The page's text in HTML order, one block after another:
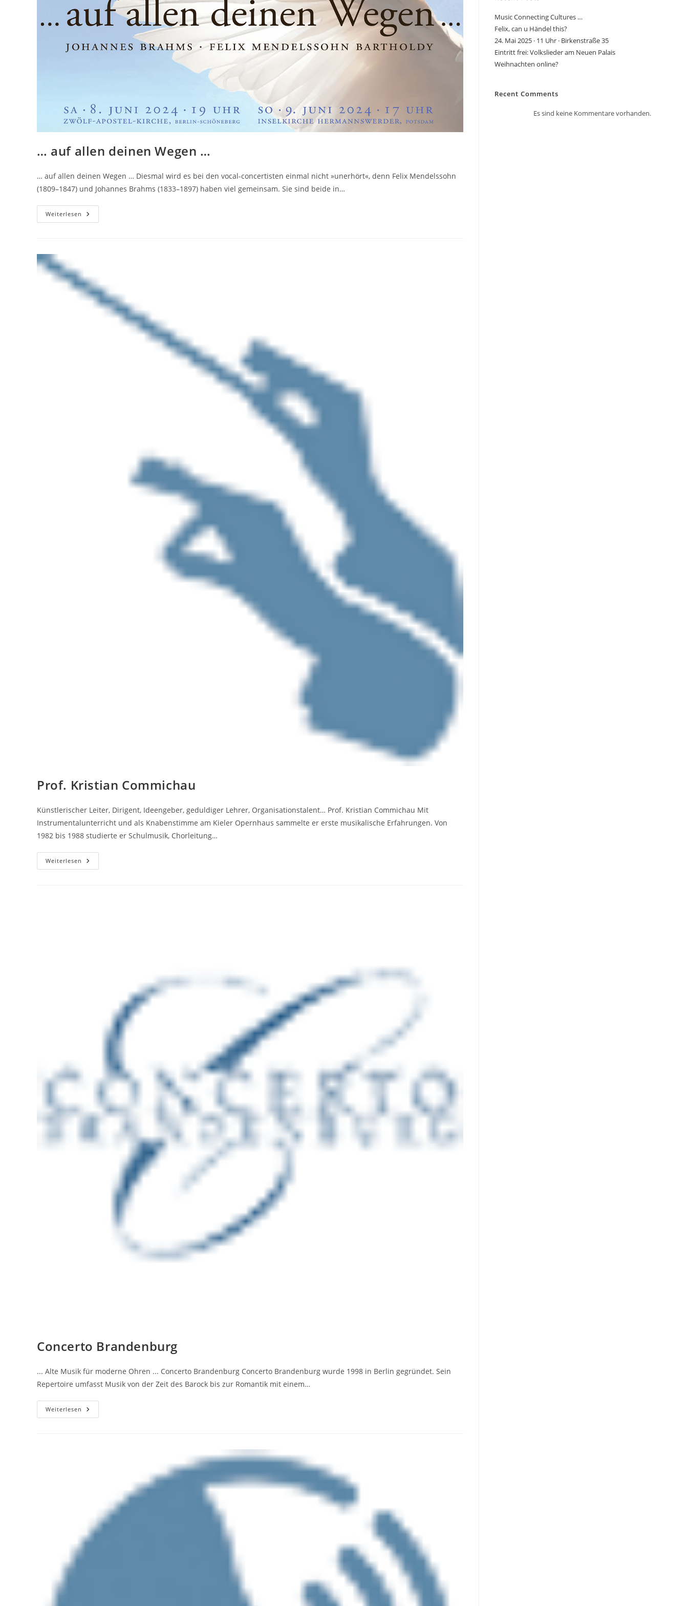
… auf allen deinen Wegen …
… auf allen deinen Wegen … Diesmal wird es bei den vocal-concertisten einmal nicht »unerhört«, denn Felix Mendelssohn
(1809–1847) und Johannes Brahms (1833–1897) haben viel gemeinsam. Sie sind beide in…
Weiterlesen …
Auf
Prof. Kristian Commichau
Künstlerischer Leiter, Dirigent, Ideengeber, geduldiger Lehrer, Organisationstalent… Prof. Kristian Commichau Mit
Instrumentalunterricht und als Knabenstimme am Kieler Opernhaus sammelte er erste musikalische Erfahrungen. Von
1982 bis 1988 studierte er Schulmusik, Chorleitung…
Weiterlesen Prof.
Kristian
Concerto Brandenburg
... Alte Musik für moderne Ohren ... Concerto Brandenburg Concerto Brandenburg wurde 1998 in Berlin gegründet. Sein
Repertoire umfasst Musik von der Zeit des Barock bis zur Romantik mit einem…
Weiterlesen Concerto
Brandenburg
Music Connecting Cultures …
Felix, can u Händel this?
24. Mai 2025 · 11 Uhr · Birkenstraße 35
Eintritt frei: Volkslieder am Neuen Palais
Weihnachten online?
Recent Comments
Es sind keine Kommentare vorhanden.